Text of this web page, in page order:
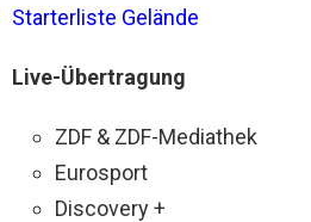
Starterliste Gelände
Live-Übertragung
ZDF & ZDF-Mediathek
Eurosport
Discovery +